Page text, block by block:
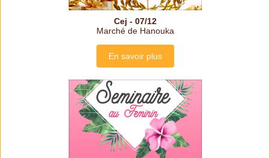
Cej - 07/12
Marché de Hanouka
En savoir plus